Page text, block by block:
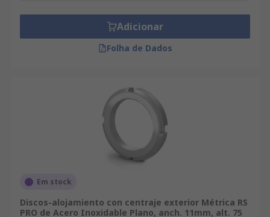
Adicionar
Folha de Dados
Em stock
Discos-alojamiento con centraje exterior Métrica RS
PRO de Acero Inoxidable Plano, anch. 11mm, alt. 75